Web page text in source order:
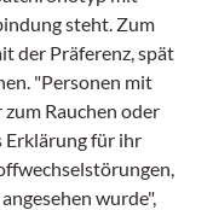
steht. Zum
der Präferenz, spät
"Personen mit
Rauchen oder
Erklärung für ihr
wurde",